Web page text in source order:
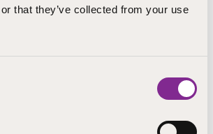
that they’ve collected from your use
Valmennus seurakuntatyöhön-
kehitetty moninaisuustaitoja
työllistämisessä.
syntyy seurakuntien käyttöön
ja hyviä käytänteitä